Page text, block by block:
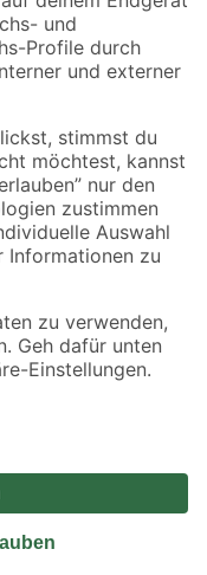
Angebote sind unter
Verfügbarkeiten beziehen
mit Speditionsversand, hier
widerrufen